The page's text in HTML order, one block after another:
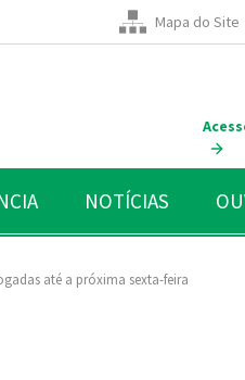
Mapa do Site
NOTÍCIAS
até a próxima sexta-feira